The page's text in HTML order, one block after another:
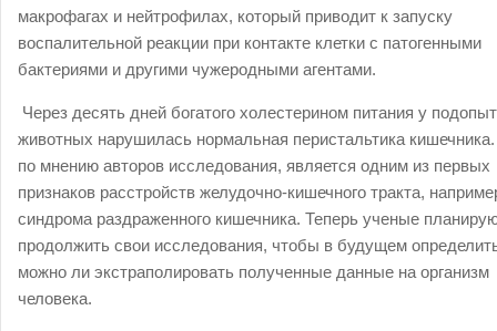
макрофагах и нейтрофилах, который приводит к запуску
воспалительной реакции при контакте клетки с патогенными
бактериями и другими чужеродными агентами.
Через десять дней богатого холестерином питания у
животных нарушилась нормальная перистальтика
по мнению авторов исследования, является одним из первых
признаков расстройств желудочно-кишечного тракта,
синдрома раздраженного кишечника. Теперь ученые
продолжить свои исследования, чтобы в будущем
можно ли экстраполировать полученные данные на организм
человека.